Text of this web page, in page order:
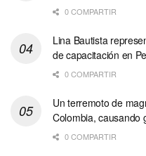
0 COMPARTIR
Lina Bautista
de capacitación en
0 COMPARTIR
Un terremoto de
Colombia, causando
0 COMPARTIR